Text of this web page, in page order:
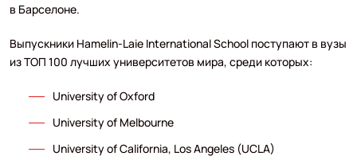
в Барселоне.
Выпускники Hamelin-Laie International School поступают в вузы
из ТОП 100 лучших университетов мира, среди которых:
University of Oxford
University of Melbourne
University of California, Los Angeles (UCLA)